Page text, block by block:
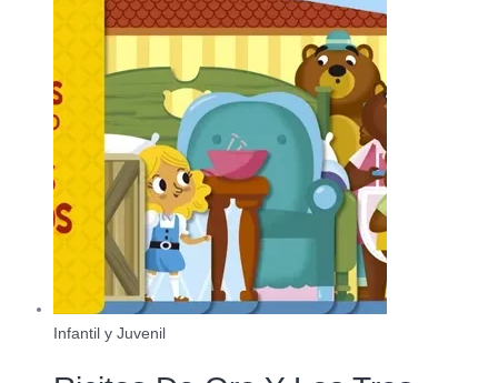
Infantil y Juvenil